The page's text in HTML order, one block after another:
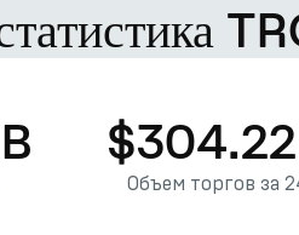
Объем торгов за